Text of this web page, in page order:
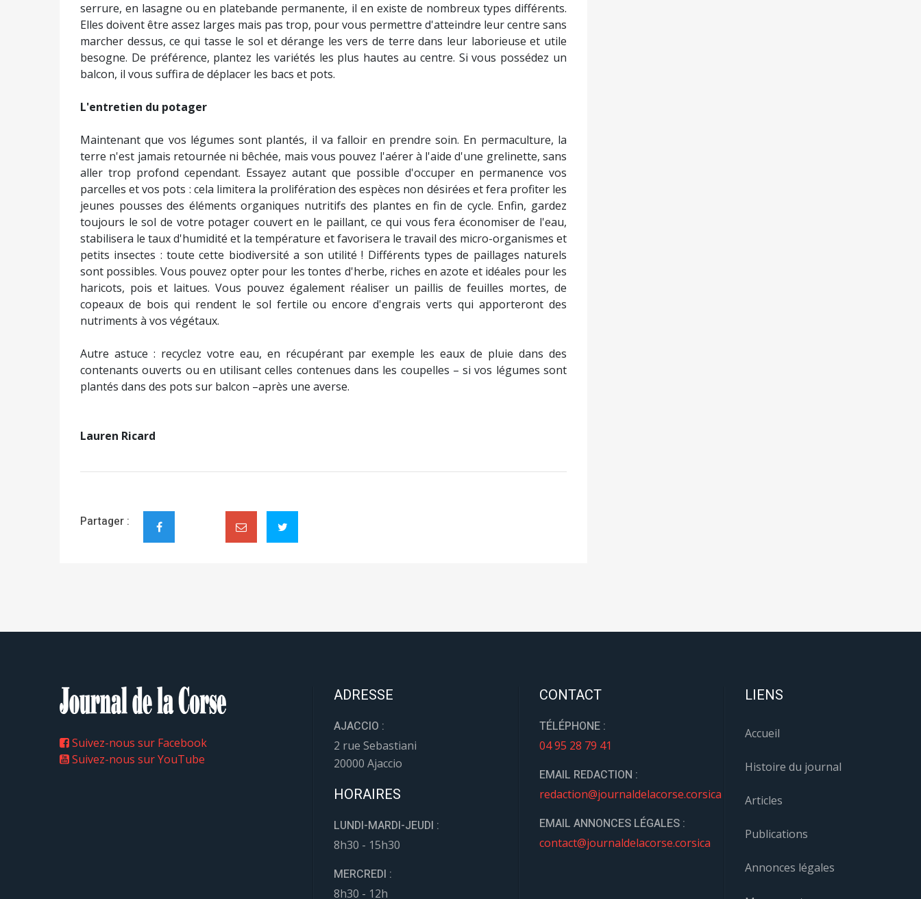
serrure, en lasagne ou en platebande permanente, il en existe de nombreux types différents.
Elles doivent être assez larges mais pas trop, pour vous permettre d'atteindre leur centre sans
marcher dessus, ce qui tasse le sol et dérange les vers de terre dans leur laborieuse et utile
besogne. De préférence, plantez les variétés les plus hautes au centre. Si vous possédez un
balcon, il vous suffira de déplacer les bacs et pots.
L'entretien du potager
Maintenant que vos légumes sont plantés, il va falloir en prendre soin. En permaculture, la
terre n'est jamais retournée ni bêchée, mais vous pouvez l'aérer à l'aide d'une grelinette, sans
aller trop profond cependant. Essayez autant que possible d'occuper en permanence vos
parcelles et vos pots : cela limitera la prolifération des espèces non désirées et fera profiter les
jeunes pousses des éléments organiques nutritifs des plantes en fin de cycle. Enfin, gardez
toujours le sol de votre potager couvert en le paillant, ce qui vous fera économiser de l'eau,
stabilisera le taux d'humidité et la température et favorisera le travail des micro-organismes et
petits insectes : toute cette biodiversité a son utilité ! Différents types de paillages naturels
sont possibles. Vous pouvez opter pour les tontes d'herbe, riches en azote et idéales pour les
haricots, pois et laitues. Vous pouvez également réaliser un paillis de feuilles mortes, de
copeaux de bois qui rendent le sol fertile ou encore d'engrais verts qui apporteront des
nutriments à vos végétaux.
Autre astuce : recyclez votre eau, en récupérant par exemple les eaux de pluie dans des
contenants ouverts ou en utilisant celles contenues dans les coupelles – si vos légumes sont
plantés dans des pots sur balcon –après une averse.
Lauren Ricard
Partager :
Suivez-nous sur Facebook
Suivez-nous sur YouTube
ADRESSE
AJACCIO :
2 rue Sebastiani
20000 Ajaccio
HORAIRES
LUNDI-MARDI-JEUDI :
8h30 - 15h30
MERCREDI :
8h30 - 12h
CONTACT
TÉLÉPHONE :
04 95 28 79 41
EMAIL REDACTION :
redaction@journaldelacorse.corsica
EMAIL ANNONCES LÉGALES :
contact@journaldelacorse.corsica
LIENS
Accueil
Histoire du journal
Articles
Publications
Annonces légales